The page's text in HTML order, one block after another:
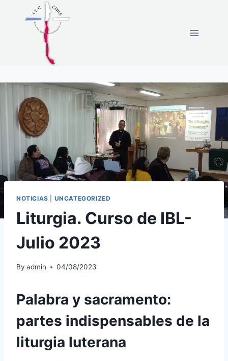
NOTICIAS UNCATEGORIZED
Liturgia. Curso de IBL-
Julio 2023
By admin 04/08/2023
Palabra y sacramento:
partes indispensables de la
liturgia luterana